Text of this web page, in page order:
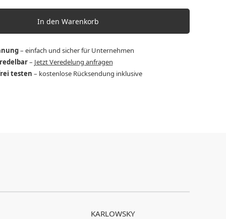
In den Warenkorb
– einfach und sicher für Unternehmen
– Jetzt Veredelung anfragen
testen – kostenlose Rücksendung inklusive
KARLOWSKY